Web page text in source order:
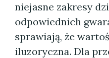
niejasne zakresy
odpowiednich
sprawiają, że
iluzoryczna. Dla